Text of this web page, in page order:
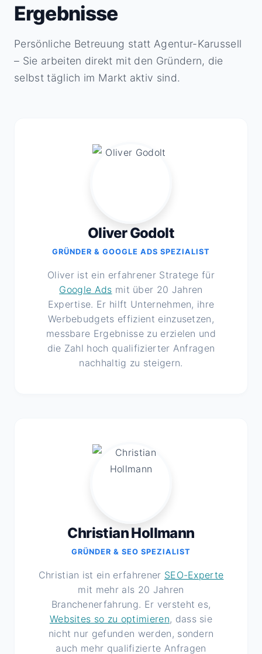
Ergebnisse
Persönliche Betreuung statt Agentur-Karussell
– Sie arbeiten direkt mit den Gründern, die
selbst täglich im Markt aktiv sind.
Oliver Godolt
GRÜNDER & GOOGLE ADS SPEZIALIST
Oliver ist ein erfahrener Stratege für
Google Ads mit über 20 Jahren
Expertise. Er hilft Unternehmen, ihre
Werbebudgets effizient einzusetzen,
messbare Ergebnisse zu erzielen und
die Zahl hoch qualifizierter Anfragen
nachhaltig zu steigern.
Christian Hollmann
GRÜNDER & SEO SPEZIALIST
Christian ist ein erfahrener SEO-Experte
mit mehr als 20 Jahren
Branchenerfahrung. Er versteht es,
Websites so zu optimieren, dass sie
nicht nur gefunden werden, sondern
auch mehr qualifizierte Anfragen